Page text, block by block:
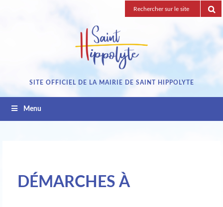
Recherche
pour
SITE OFFICIEL DE LA MAIRIE DE SAINT HIPPOLYTE
Menu
DÉMARCHES À